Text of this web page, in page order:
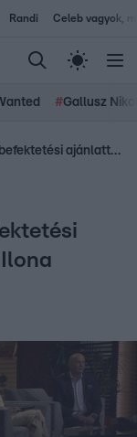
Randi Celeb vagyok,
#Gallusz
Bővült a Cápák köre – befektetési ajánlattal debütált Orbók Ilona